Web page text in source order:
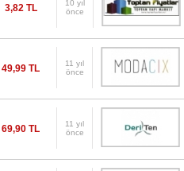
3,82 TL
10 yıl
önce
49,99 TL
11 yıl
önce
69,90 TL
11 yıl
önce